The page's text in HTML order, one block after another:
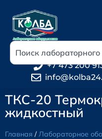
+7 473 200
ТКС-20
жидкостный
Главная /Лабораторное